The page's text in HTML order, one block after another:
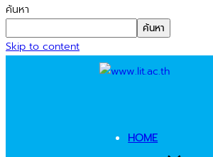
ค้นหา
ค้นหา
Skip to content
HOME